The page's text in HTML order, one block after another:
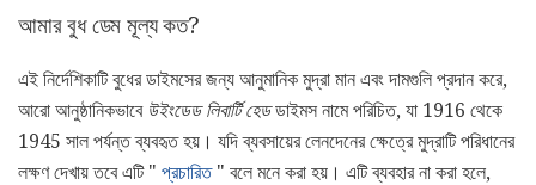
আমার বুধ ডেম মূল্য কত?
এই নির্দেশিকাটি বুধের ডাইমসের জন্য আনুমানিক মুদ্রা মান এবং দামগুলি প্রদান করে,
আরো আনুষ্ঠানিকভাবে উইংডেড লিবার্টি হেডডাইমস নামে পরিচিত, যা 1916 থেকে
1945 সাল পর্যন্ত ব্যবহৃত হয়। যদি ব্যবসায়ের লেনদেনের ক্ষেত্রে মুদ্রাটি পরিধানের
লক্ষণ দেখায় তবে এটি " প্রচারিত" বলে মনে করা হয়। এটি ব্যবহার না করা হলে,